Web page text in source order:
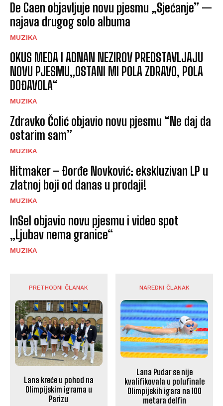
De Caen objavljuje novu pjesmu „Sjećanje” —
najava drugog solo albuma
MUZIKA
OKUS MEDA I ADNAN NEZIROV PREDSTAVLJAJU
NOVU PJESMU„OSTANI MI POLA ZDRAVO, POLA
DOĐAVOLA“
MUZIKA
Zdravko Čolić objavio novu pjesmu “Ne daj da
ostarim sam”
MUZIKA
Hitmaker – Đorđe Novković: ekskluzivan LP u
zlatnoj boji od danas u prodaji!
MUZIKA
InSel objavio novu pjesmu i video spot
„Ljubav nema granice“
MUZIKA
PRETHODNI ČLANAK
Lana kreće u pohod na
Olimpijskim igrama u
Parizu
NAREDNI ČLANAK
Lana Pudar se nije
kvalifikovala u polufinale
Olimpijskih igara na 100
metara delfin